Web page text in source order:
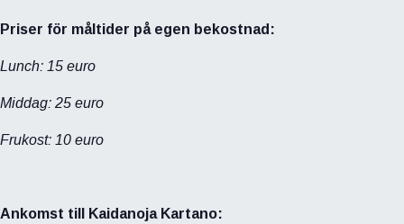
Priser för måltider på egen bekostnad:
Lunch: 15 euro
Middag: 25 euro
Frukost: 10 euro
Ankomst till Kaidanoja Kartano: